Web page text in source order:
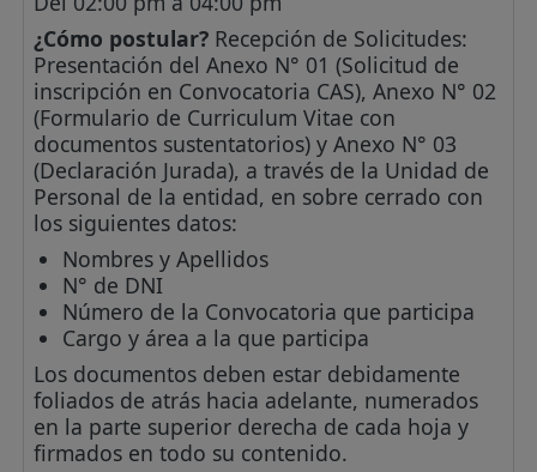
¿Cómo postular? Recepción de Solicitudes:
Presentación del Anexo N° 01 (Solicitud de
inscripción en Convocatoria CAS), Anexo N° 02
(Formulario de Curriculum Vitae con
documentos sustentatorios) y Anexo N° 03
(Declaración Jurada), a través de la Unidad de
Personal de la entidad, en sobre cerrado con
los siguientes datos:
Nombres y Apellidos
N° de DNI
Número de la Convocatoria que participa
Cargo y área a la que participa
Los documentos deben estar debidamente
foliados de atrás hacia adelante, numerados
en la parte superior derecha de cada hoja y
firmados en todo su contenido.